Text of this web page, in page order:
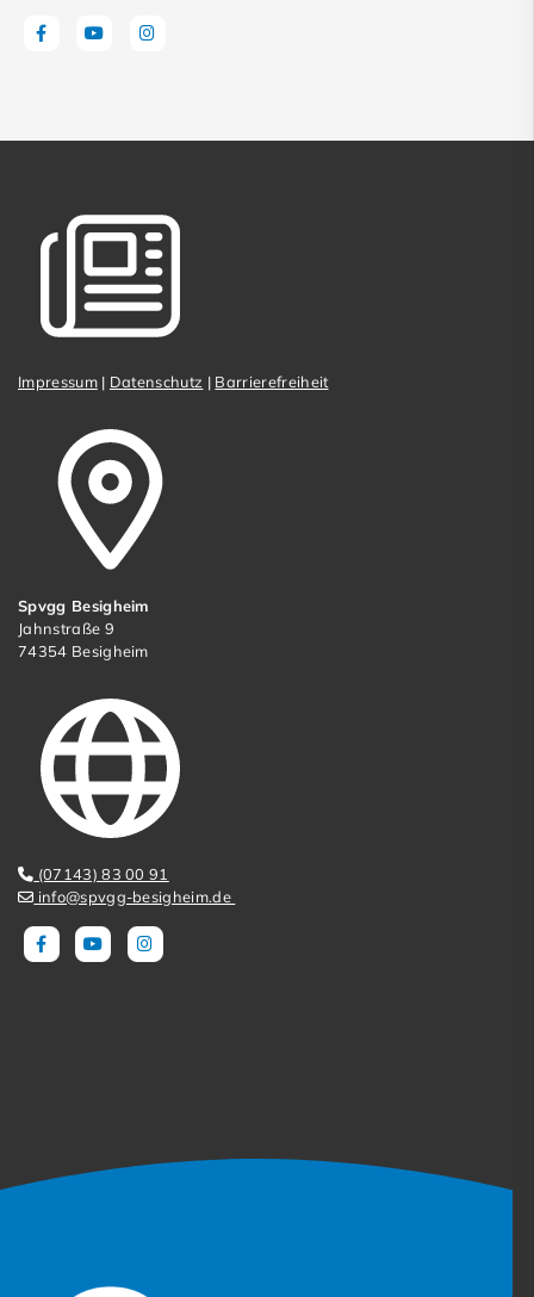
Impressum| Datenschutz | Barrierefreiheit
Spvgg Besigheim
Jahnstraße 9
74354 Besigheim
(07143) 83 00 91
info@spvgg-besigheim.de